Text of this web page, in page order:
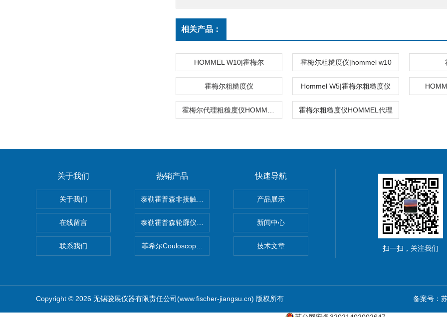
相关产品：
HOMMEL W10|霍梅尔 霍梅尔粗糙度仪|hommel w10
霍梅尔粗糙度仪 Hommel W5|霍梅尔粗糙度仪
霍梅尔粗糙度仪HOMMEL代理
关于我们
关于我们
在线留言
联系我们
热销产品
泰勒霍普森非接触式轮廓仪LUPHOScan 850 HD
泰勒霍普森轮廓仪|TAYLOR HOBSON
菲希尔Couloscope CMS2电解法测厚仪
快速导航
产品展示
新闻中心
技术文章 扫一扫，关注我们
Copyright © 2026 无锡骏展仪器有限责任公司(www.fischer-jiangsu.cn) 版权所有 备案号：